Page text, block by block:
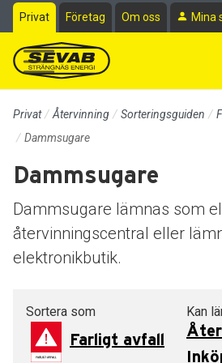
Till sidans huvudinnehåll
Privat Företag Om oss Mina
Privat Återvinning Sorteringsguiden
Dammsugare
Dammsugare
Dammsugare lämnas som
återvinningscentral eller
elektronikbutik.
Sortera som
Farligt avfall
Kan